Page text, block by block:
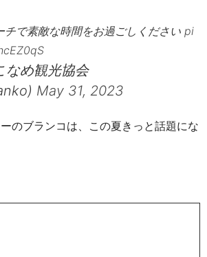
チで素敵な時間をお過ごしください pi
め観光協会
May 31, 2023
のブランコは、この夏きっと話題にな